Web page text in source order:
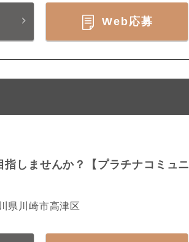
Web応募
指しませんか？【プラチナコミュニ
県川崎市高津区